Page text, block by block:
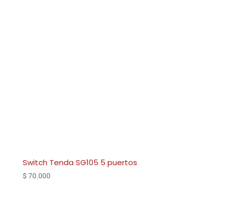
Switch Tenda SG105 5 puertos
$ 70.000